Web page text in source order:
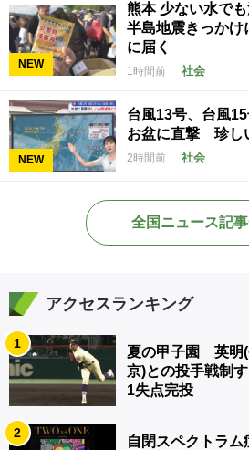
NEW
熊本 少ない水で
半島地震きっか
に届く
1時間前 社会
NEW
台風13号、台風
お盆に直撃 珍し
2時間前 社会
全国ニュース記
アクセスランキング
1
夏の甲子園 英明(
京)との投手戦制
1失点完投
2
自閉スペクトラム